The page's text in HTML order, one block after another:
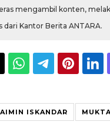
mengambil konten,
dari Kantor Berita ANTARA.
ISKANDAR